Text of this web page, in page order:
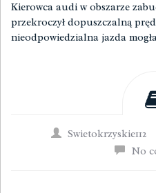
Kierowca audi w obszarze
przekroczył dopuszczalną
nieodpowiedzialna jazda
Swietokrzyskie112
No